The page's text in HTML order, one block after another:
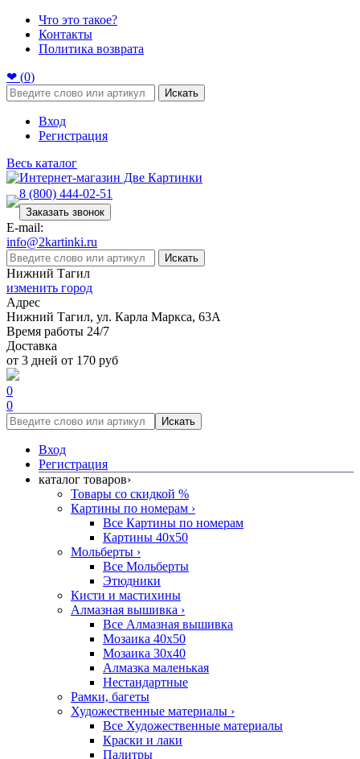
Что это такое?
Контакты
Политика возврата
❤ (0)
Искать
Вход
Регистрация
Весь каталог
8 (800) 444-02-51
Заказать звонок
E-mail:
info@2kartinki.ru
Искать
Нижний Тагил
изменить город
Адрес
Нижний Тагил, ул. Карла Маркса, 63А
Время работы 24/7
Доставка
от 3 дней от 170 руб
0
0
Искать
Вход
Регистрация
каталог товаров›
Товары со скидкой %
Картины по номерам ›
Все Картины по номерам
Картины 40x50
Мольберты ›
Все Мольберты
Этюдники
Кисти и мастихины
Алмазная вышивка ›
Все Алмазная вышивка
Мозаика 40x50
Мозаика 30x40
Алмазка маленькая
Нестандартные
Рамки, багеты
Художественные материалы ›
Все Художественные материалы
Краски и лаки
Палитры